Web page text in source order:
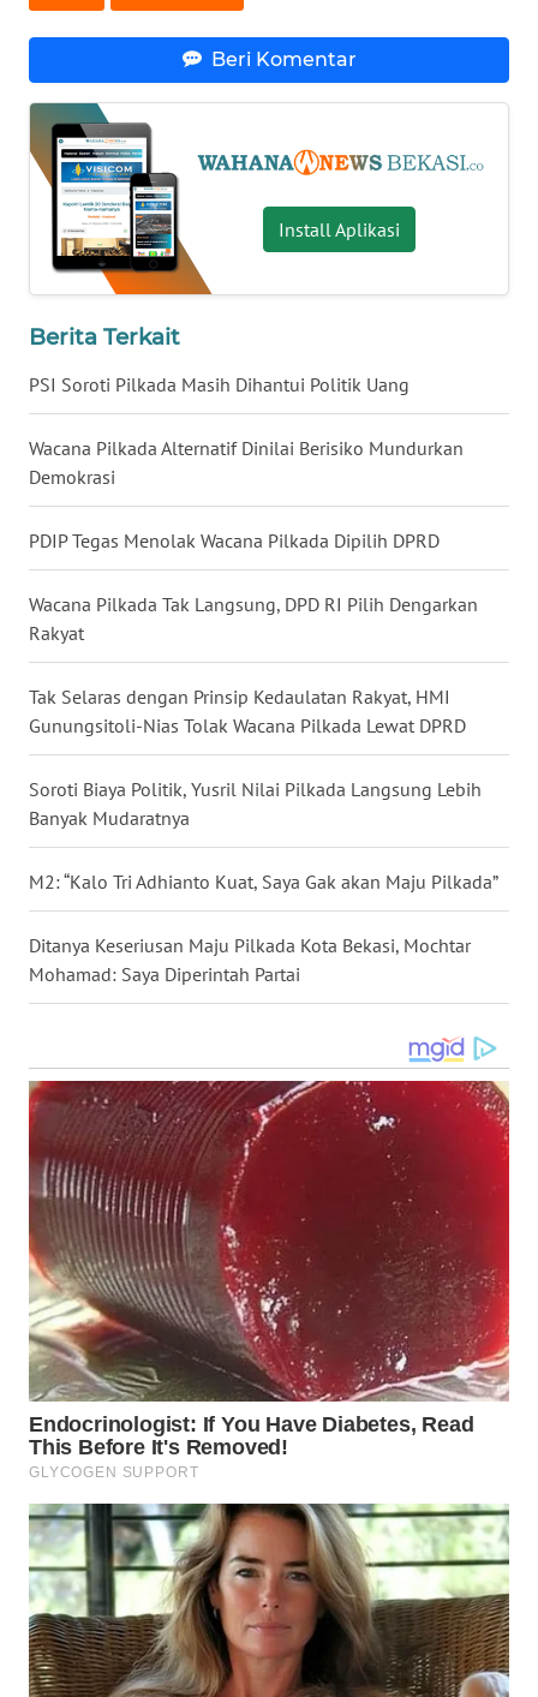
Beri Komentar
Install Aplikasi
Berita Terkait
PSI Soroti Pilkada Masih Dihantui Politik Uang
Wacana Pilkada Alternatif Dinilai Berisiko Mundurkan
Demokrasi
PDIP Tegas Menolak Wacana Pilkada Dipilih DPRD
Wacana Pilkada Tak Langsung, DPD RI Pilih Dengarkan
Rakyat
Tak Selaras dengan Prinsip Kedaulatan Rakyat, HMI
Gunungsitoli-Nias Tolak Wacana Pilkada Lewat DPRD
Soroti Biaya Politik, Yusril Nilai Pilkada Langsung Lebih
Banyak Mudaratnya
M2: “Kalo Tri Adhianto Kuat, Saya Gak akan Maju Pilkada”
Ditanya Keseriusan Maju Pilkada Kota Bekasi, Mochtar
Mohamad: Saya Diperintah Partai
NUSANTARA
WN
JOGJA
WN
JATIM
WN
WN
KALBAR
WN
KALTENG
KALSEL
KALTIM
SULSEL
WN
GORONTALO
SULUT
MALUKU
WN
MALUT
WN
DAIRI
WN
DANAU
TOBA
WN
NIAS
WN
LANGKAT
WN